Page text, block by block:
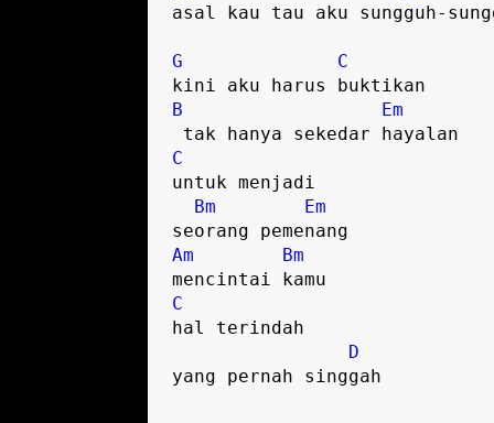
asal kau tau aku sungguh-
G
C
B
Em
C
untuk menjadi
Bm
Em
Am
Bm
C
hal terindah
D
yang pernah singgah